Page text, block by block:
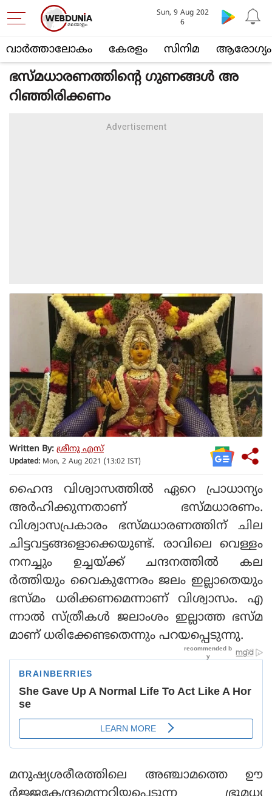
വാര്‍ത്താലോകം കേരളം സിനിമ ആരോഗ്യം
Sun, 9 Aug 202
6
ഭസ്മധാരണത്തിന്റെ ഗുണങ്ങള്‍ അ
റിഞ്ഞിരിക്കണം
Written By: ശ്രീനു എസ്
Updated: Mon, 2 Aug 2021 (13:02 IST)
ഹൈന്ദ വിശ്വാസത്തില്‍ ഏറെ പ്രാധാന്യം
അര്‍ഹിക്കുന്നതാണ് ഭസ്മധാരണം.
വിശ്വാസപ്രകാരം ഭസ്മധാരണത്തിന് ചില
ചിട്ടവട്ടങ്ങളൊക്കെയുണ്ട്. രാവിലെ വെള്ളം
നനച്ചും ഉച്ചയ്ക്ക് ചന്ദനത്തില്‍ കല
ര്‍ത്തിയും വൈകുന്നേരം ജലം ഇല്ലാതെയും
ഭസ്മം ധരിക്കണമെന്നാണ് വിശ്വാസം. എ
ന്നാല്‍ സ്ത്രീകള്‍ ജലാംശം ഇല്ലാത്ത ഭസ്മ
മാണ് ധരിക്കേണ്ടതെന്നും പറയപ്പെടുന്നു.
മനുഷ്യശരീരത്തിലെ അഞ്ചാമത്തെ ഊ